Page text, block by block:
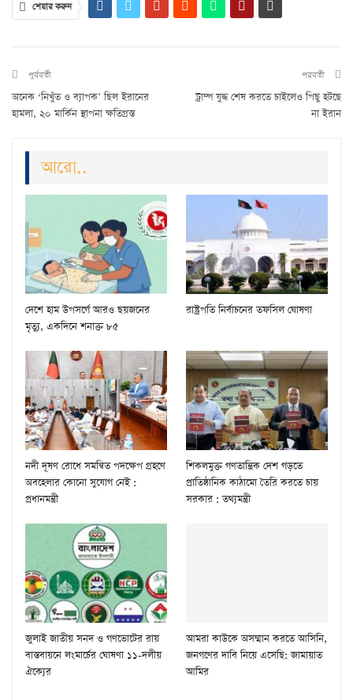
শেয়ার করুন
পুর্ববর্তী
অনেক ‘নিখুঁত ও ব্যাপক’ ছিল ইরানের
হামলা, ২০ মার্কিন স্থাপনা ক্ষতিগ্রস্ত
পরবর্তী
ট্রাম্প যুদ্ধ শেষ করতে চাইলেও পিছু হটছে
না ইরান
আরো..
দেশে হাম উপসর্গে আরও ছয়জনের
মৃত্যু, একদিনে শনাক্ত ৮৫
রাষ্ট্রপতি নির্বাচনের তফসিল ঘোষণা
নদী দূষণ রোধে সমন্বিত পদক্ষেপ গ্রহণে
অবহেলার কোনো সুযোগ নেই :
প্রধানমন্ত্রী
শিকলমুক্ত গণতান্ত্রিক দেশ গড়তে
প্রাতিষ্ঠানিক কাঠামো তৈরি করতে চায়
সরকার : তথ্যমন্ত্রী
জুলাই জাতীয় সনদ ও গণভোটের রায়
বাস্তবায়নে লংমার্চের ঘোষণা ১১-দলীয়
ঐক্যের
আমরা কাউকে অসম্মান করতে আসিনি,
জনগণের দাবি নিয়ে এসেছি: জামায়াত
আমির